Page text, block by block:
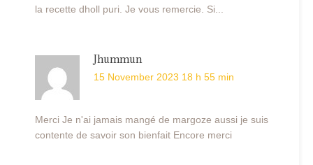
la recette dholl puri. Je vous remercie. Si...
Jhummun
15 November 2023 18 h 55 min
Merci Je n'ai jamais mangé de margoze aussi je suis
contente de savoir son bienfait Encore merci